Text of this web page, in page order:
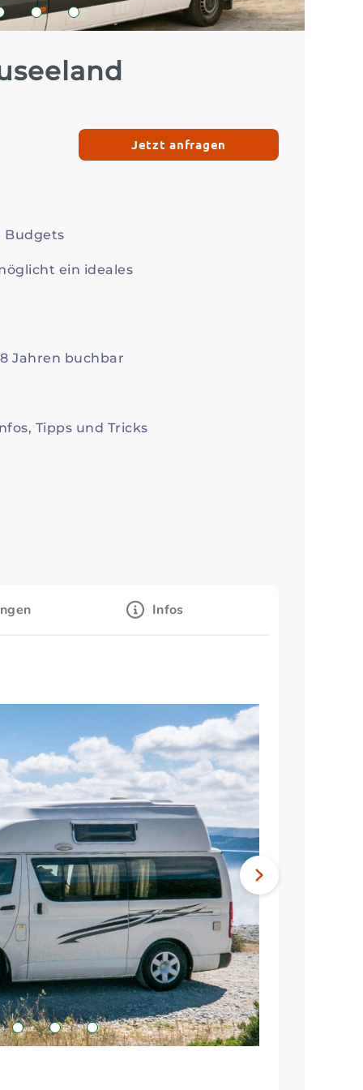
2 3 4
Jetzt anfragen
Budgets
ein ideales
Jahren buchbar
Tipps und Tricks
Infos
3 4 5
Nächstes
Bild
Zum Profil